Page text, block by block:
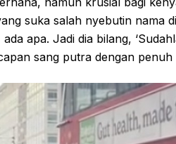
suka salah nyebutin nama
apa. Jadi dia bilang,
sang putra dengan penuh